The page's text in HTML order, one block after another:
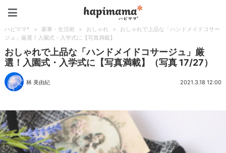
ハピママ* > 家事・生活術 > おしゃれ >
おしゃれで上品な「ハンドメイドコサー
ジュ」厳選！入園式・入学式に【写真満載】
おしゃれで上品な「ハンドメイドコサージュ」厳
選！入園式・入学式に【写真満載】（写真 17/27）
林 美由紀 2021.3.18 12:00